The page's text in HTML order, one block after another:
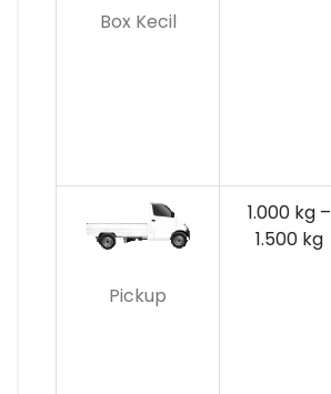
Box Kecil
Pickup
1.000 kg –
1.500 kg